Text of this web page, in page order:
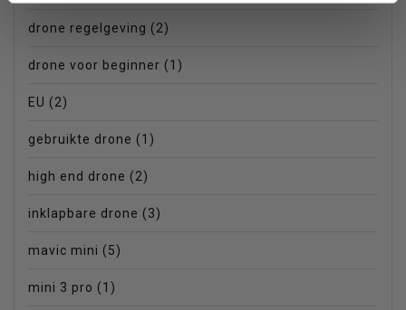
drone regelgeving (2)
drone voor beginner (1)
EU (2)
gebruikte drone (1)
high end drone (2)
inklapbare drone (3)
mavic mini (5)
mini 3 pro (1)